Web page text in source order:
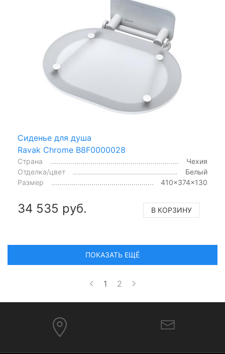
Сиденье для душа
Ravak Chrome B8F0000028
Страна
Чехия
Отделка/цвет
Белый
Размер
410x374x130
34 535 руб. В КОРЗИНУ
ПОКАЗАТЬ ЕЩЁ
1 2